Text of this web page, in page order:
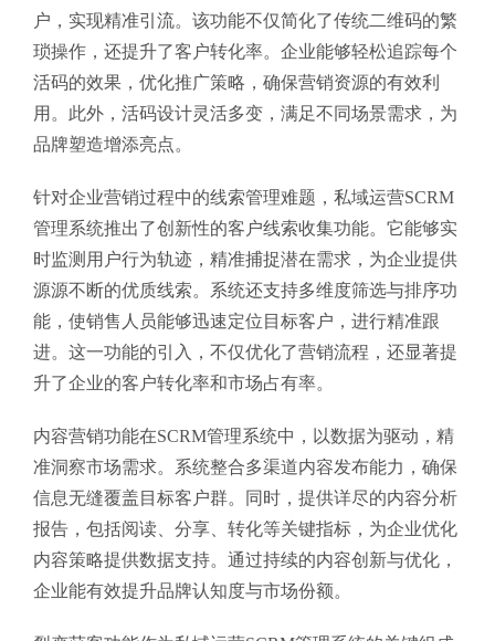
户，实现精准引流。该功能不仅简化了传统二维码的繁
琐操作，还提升了客户转化率。企业能够轻松追踪每个
活码的效果，优化推广策略，确保营销资源的有效利
用。此外，活码设计灵活多变，满足不同场景需求，为
品牌塑造增添亮点。
针对企业营销过程中的线索管理难题，私域运营SCRM
管理系统推出了创新性的客户线索收集功能。它能够实
时监测用户行为轨迹，精准捕捉潜在需求，为企业提供
源源不断的优质线索。系统还支持多维度筛选与排序功
能，使销售人员能够迅速定位目标客户，进行精准跟
进。这一功能的引入，不仅优化了营销流程，还显著提
升了企业的客户转化率和市场占有率。
内容营销功能在SCRM管理系统中，以数据为驱动，精
准洞察市场需求。系统整合多渠道内容发布能力，确保
信息无缝覆盖目标客户群。同时，提供详尽的内容分析
报告，包括阅读、分享、转化等关键指标，为企业优化
内容策略提供数据支持。通过持续的内容创新与优化，
企业能有效提升品牌认知度与市场份额。